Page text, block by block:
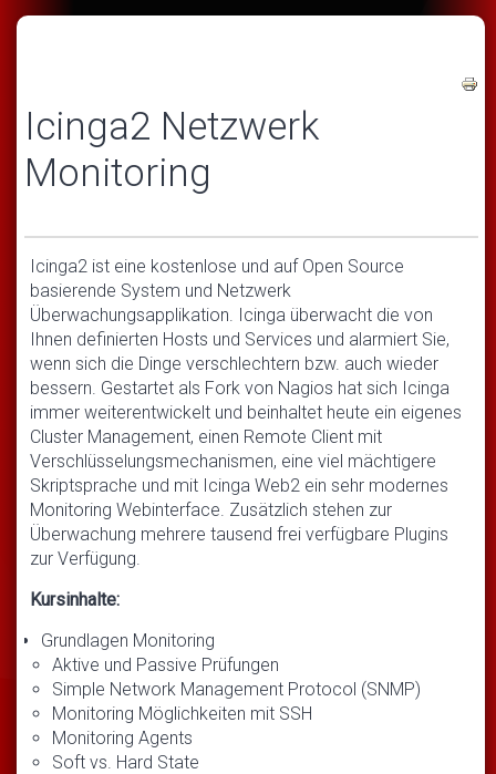
Icinga2 Netzwerk
Monitoring
Icinga2 ist eine kostenlose und auf Open Source
basierende System und Netzwerk
Überwachungsapplikation. Icinga überwacht die von
Ihnen definierten Hosts und Services und alarmiert Sie,
wenn sich die Dinge verschlechtern bzw. auch wieder
bessern. Gestartet als Fork von Nagios hat sich Icinga
immer weiterentwickelt und beinhaltet heute ein eigenes
Cluster Management, einen Remote Client mit
Verschlüsselungsmechanismen, eine viel mächtigere
Skriptsprache und mit Icinga Web2 ein sehr modernes
Monitoring Webinterface. Zusätzlich stehen zur
Überwachung mehrere tausend frei verfügbare Plugins
zur Verfügung.
Kursinhalte:
Grundlagen Monitoring
Aktive und Passive Prüfungen
Simple Network Management Protocol (SNMP)
Monitoring Möglichkeiten mit SSH
Monitoring Agents
Soft vs. Hard State